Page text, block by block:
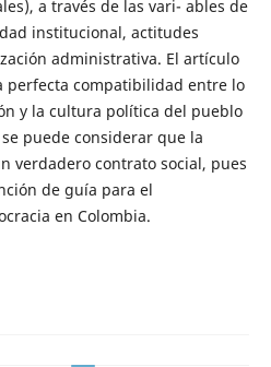
a través de las vari-­ ables de
institucional, actitudes
administrativa. El artículo
perfecta compatibilidad entre lo
y la cultura política del pueblo
puede considerar que la
verdadero contrato social, pues
de guía para el
en Colombia.